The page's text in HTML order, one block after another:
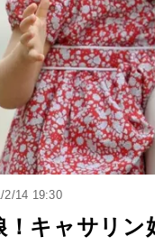
2/14 19:30
！キャサリ